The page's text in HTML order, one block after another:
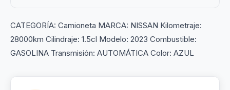
CATEGORÍA: Camioneta MARCA: NISSAN Kilometraje:
28000km Cilindraje: 1.5cl Modelo: 2023 Combustible:
GASOLINA Transmisión: AUTOMÁTICA Color: AZUL